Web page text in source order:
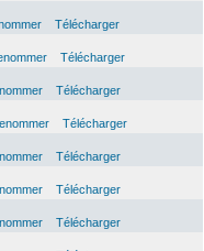
Télécharger
Télécharger
Télécharger
Télécharger
Télécharger
Télécharger
Télécharger